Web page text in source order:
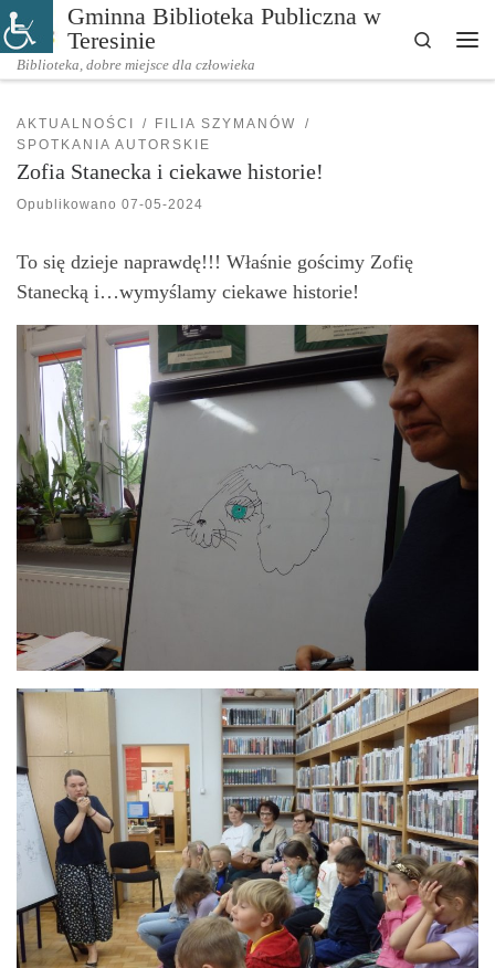
Przejdź do treści
Gminna Biblioteka Publiczna w
Teresinie
Biblioteka, dobre miejsce dla człowieka
Search
AKTUALNOŚCI
FILIA SZYMANÓW
SPOTKANIA AUTORSKIE
Zofia Stanecka i ciekawe historie!
Opublikowano 07-05-2024
To się dzieje naprawdę!!! Właśnie gościmy Zofię
Stanecką i…wymyślamy ciekawe historie!